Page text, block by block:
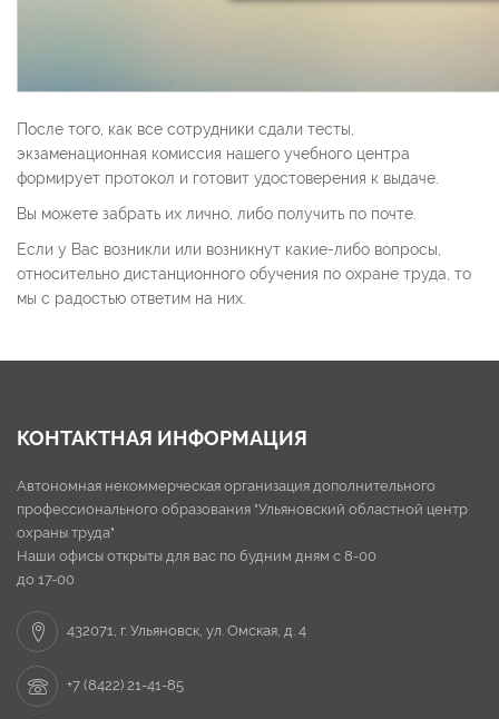
После того, как все сотрудники сдали тесты,
экзаменационная комиссия нашего учебного центра
формирует протокол и готовит удостоверения к выдаче.
Вы можете забрать их лично, либо получить по почте.
Если у Вас возникли или возникнут какие-либо вопросы,
относительно дистанционного обучения по охране труда, то
мы с радостью ответим на них.
КОНТАКТНАЯ ИНФОРМАЦИЯ
Автономная некоммерческая организация дополнительного
профессионального образования "Ульяновский областной центр
охраны труда"
Наши офисы открыты для вас по будним дням с 8-00
до 17-00
432071, г. Ульяновск, ул. Омская, д. 4
+7 (8422) 21-41-85